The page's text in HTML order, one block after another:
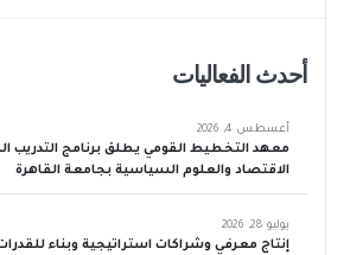
أحدث الفعاليات
معهد التخطيط القومي يطلق برنامج التدريب
الاقتصاد والعلوم السياسية بجامعة القاهرة
أغسطس 4, 2026
إنتاج معرفي وشراكات استراتيجية وبناء
يوليو 28, 2026